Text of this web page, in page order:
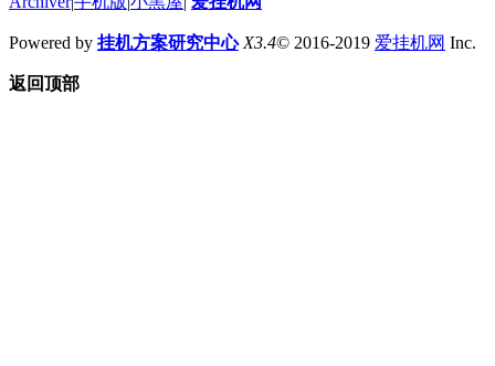
Powered by 挂机方案研究中心 X3.4© 2016-2019 爱挂机网 Inc.
返回顶部